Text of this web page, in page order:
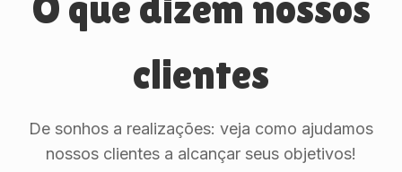
O que dizem nossos
clientes
De sonhos a realizações: veja como ajudamos
nossos clientes a alcançar seus objetivos!